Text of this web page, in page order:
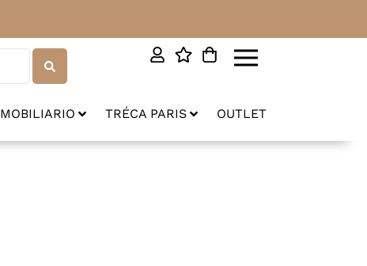
MOBILIARIO TRÉCA PARIS OUTLET